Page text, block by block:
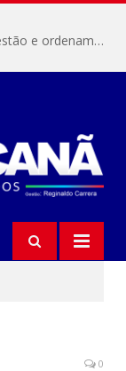
Resex Maracanã avança no processo de gestão e ordenamento do turismo em nossas áreas protegidas.
0